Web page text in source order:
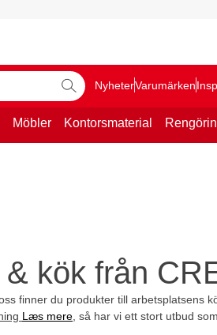
NyheterVarumärken
Möbler Kontorsmaterial
& kök från
finner du produkter till arbetsplatsens
Læs mere , så har vi ett stort utbud